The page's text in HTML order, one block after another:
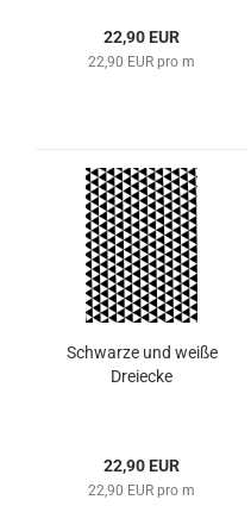
22,90 EUR
22,90 EUR pro m
Schwarze und weiße
Dreiecke
22,90 EUR
22,90 EUR pro m